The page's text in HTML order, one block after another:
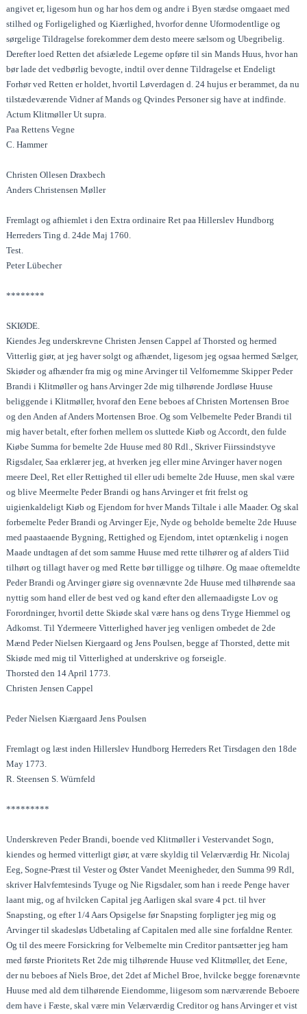
angivet er, ligesom hun og har hos dem og andre i Byen stædse omgaaet med
stilhed og Forligelighed og Kiærlighed, hvorfor denne Uformodentlige og
sørgelige Tildragelse forekommer dem desto meere sælsom og Ubegribelig.
Derefter loed Retten det afsiælede Legeme opføre til sin Mands Huus, hvor han
bør lade det vedbørlig bevogte, indtil over denne Tildragelse et Endeligt
Forhør ved Retten er holdet, hvortil Løverdagen d. 24 hujus er berammet, da nu
tilstædeværende Vidner af Mands og Qvindes Personer sig have at indfinde.
Actum Klitmøller Ut supra.
Paa Rettens Vegne
C. Hammer
Christen Ollesen Draxbech
Anders Christensen Møller
Fremlagt og afhiemlet i den Extra ordinaire Ret paa Hillerslev Hundborg
Herreders Ting d. 24de Maj 1760.
Test.
Peter Lübecher
********
SKIØDE.
Kiendes Jeg underskrevne Christen Jensen Cappel af Thorsted og hermed
Vitterlig giør, at jeg haver solgt og afhændet, ligesom jeg ogsaa hermed Sælger,
Skiøder og afhænder fra mig og mine Arvinger til Velfornemme Skipper Peder
Brandi i Klitmøller og hans Arvinger 2de mig tilhørende Jordløse Huuse
beliggende i Klitmøller, hvoraf den Eene beboes af Christen Mortensen Broe
og den Anden af Anders Mortensen Broe. Og som Velbemelte Peder Brandi til
mig haver betalt, efter forhen mellem os sluttede Kiøb og Accordt, den fulde
Kiøbe Summa for bemelte 2de Huuse med 80 Rdl., Skriver Fiirssindstyve
Rigsdaler, Saa erklærer jeg, at hverken jeg eller mine Arvinger haver nogen
meere Deel, Ret eller Rettighed til eller udi bemelte 2de Huuse, men skal være
og blive Meermelte Peder Brandi og hans Arvinger et frit frelst og
uigienkaldeligt Kiøb og Ejendom for hver Mands Tiltale i alle Maader. Og skal
forbemelte Peder Brandi og Arvinger Eje, Nyde og beholde bemelte 2de Huuse
med paastaaende Bygning, Rettighed og Ejendom, intet optænkelig i nogen
Maade undtagen af det som samme Huuse med rette tilhører og af alders Tiid
tilhørt og tillagt haver og med Rette bør tilligge og tilhøre. Og maae oftemeldte
Peder Brandi og Arvinger giøre sig ovennævnte 2de Huuse med tilhørende saa
nyttig som hand eller de best ved og kand efter den allernaadigste Lov og
Forordninger, hvortil dette Skiøde skal være hans og dens Tryge Hiemmel og
Adkomst. Til Ydermeere Vitterlighed haver jeg venligen ombedet de 2de
Mænd Peder Nielsen Kiergaard og Jens Poulsen, begge af Thorsted, dette mit
Skiøde med mig til Vitterlighed at underskrive og forseigle.
Thorsted den 14 April 1773.
Christen Jensen Cappel
Peder Nielsen Kiærgaard Jens Poulsen
Fremlagt og læst inden Hillerslev Hundborg Herreders Ret Tirsdagen den 18de
May 1773.
R. Steensen S. Würnfeld
*********
Underskreven Peder Brandi, boende ved Klitmøller i Vestervandet Sogn,
kiendes og hermed vitterligt giør, at være skyldig til Velærværdig Hr. Nicolaj
Eeg, Sogne-Præst til Vester og Øster Vandet Meenigheder, den Summa 99 Rdl,
skriver Halvfemtesinds Tyuge og Nie Rigsdaler, som han i reede Penge haver
laant mig, og af hvilcken Capital jeg Aarligen skal svare 4 pct. til hver
Snapsting, og efter 1/4 Aars Opsigelse før Snapsting forpligter jeg mig og
Arvinger til skadesløs Udbetaling af Capitalen med alle sine forfaldne Renter.
Og til des meere Forsickring for Velbemelte min Creditor pantsætter jeg ham
med første Prioritets Ret 2de mig tilhørende Huuse ved Klitmøller, det Eene,
der nu beboes af Niels Broe, det 2det af Michel Broe, hvilcke begge forenævnte
Huuse med ald dem tilhørende Eiendomme, liigesom som nærværende Beboere
dem have i Fæste, skal være min Velærværdig Creditor og hans Arvinger et vist